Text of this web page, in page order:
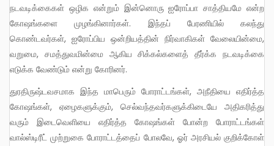
நடவடிக்கைகள் ஒழிக என்றும் இன்னொரு ஐரோப்பா சாத்தியமே என்ற
கோஷங்களை முழங்கினார்கள். இந்தப் பேரணியில் கலந்து
கொண்டவர்கள், ஐரோப்பிய ஒன்றியத்தின் நிர்வாகிகள் வேலையின்மை,
வறுமை, சமத்துவமின்மை ஆகிய சிக்கல்களைத் தீர்க்க நடவடிக்கை
எடுக்க வேண்டும் என்று கோரினர்.
துரதிருஷ்டவசமாக இந்த மாபெரும் போராட்டங்கள், அநீதியை எதிர்த்த
கோஷங்கள், ஏழைகளுக்கும், செல்வந்தவர்களுக்கிடையே அதிகரித்து
வரும் இடைவெளியை எதிர்த்த கோஷங்கள் போன்ற போராட்டங்கள்
வால்ஸ்டிரீட் முற்றுகை போராட்டத்தைப் போலவே, ஓர் அரசியல் குறிக்கோள்